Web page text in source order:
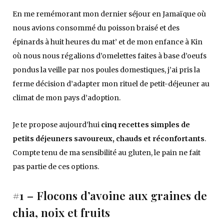
En me remémorant mon dernier séjour en Jamaïque où
nous avions consommé du poisson braisé et des
épinards à huit heures du mat’ et de mon enfance à Kin
où nous nous régalions d’omelettes faites à base d’oeufs
pondus la veille par nos poules domestiques, j’ai pris la
ferme décision d’adapter mon rituel de petit-déjeuner au
climat de mon pays d’adoption.
Je te propose aujourd’hui cinq recettes simples de
petits déjeuners savoureux, chauds et réconfortants.
Compte tenu de ma sensibilité au gluten, le pain ne fait
pas partie de ces options.
#1 – Flocons d’avoine aux graines de
chia, noix et fruits